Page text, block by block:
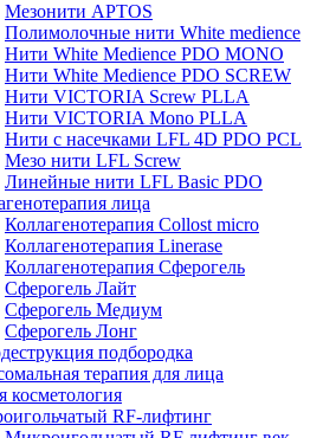
Мезонити APTOS
Полимолочные нити White medience
Нити White Medience PDO MONO
Нити White Medience PDO SCREW
Нити VICTORIA Screw PLLA
Нити VICTORIA Mono PLLA
Нити с насечками LFL 4D PDO PCL
Мезо нити LFL Screw
Линейные нити LFL Basic PDO
лица
Коллагенотерапия Collost micro
Коллагенотерапия Linerase
Коллагенотерапия Сферогель
Сферогель Лайт
Сферогель Медиум
Сферогель Лонг
подбородка
терапия для лица
косметология
RF-лифтинг